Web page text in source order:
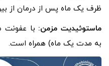
ظرف یک ماه پس از درمان از
ماستوئیدیت مزمن: با عفونت
به مدت یک ماه) همراه است.